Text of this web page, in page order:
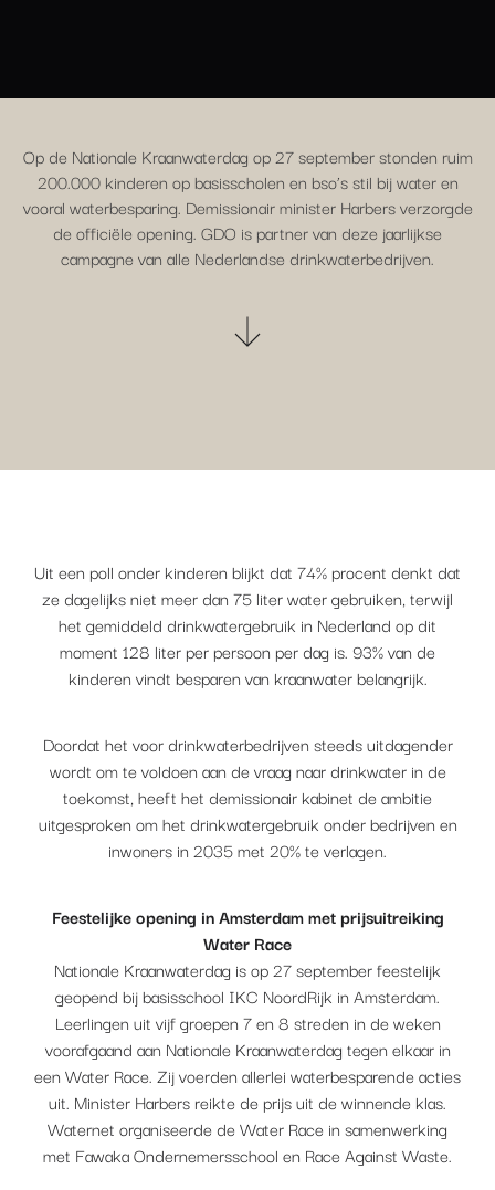
Op de Nationale Kraanwaterdag op 27 september stonden ruim
200.000 kinderen op basisscholen en bso’s stil bij water en
vooral waterbesparing. Demissionair minister Harbers verzorgde
de officiële opening. GDO is partner van deze jaarlijkse
campagne van alle Nederlandse drinkwaterbedrijven.
Uit een poll onder kinderen blijkt dat 74% procent denkt dat
ze dagelijks niet meer dan 75 liter water gebruiken, terwijl
het gemiddeld drinkwatergebruik in Nederland op dit
moment 128 liter per persoon per dag is. 93% van de
kinderen vindt besparen van kraanwater belangrijk.
Doordat het voor drinkwaterbedrijven steeds uitdagender
wordt om te voldoen aan de vraag naar drinkwater in de
toekomst, heeft het demissionair kabinet de ambitie
uitgesproken om het drinkwatergebruik onder bedrijven en
inwoners in 2035 met 20% te verlagen.
Feestelijke opening in Amsterdam met prijsuitreiking
Water Race
Nationale Kraanwaterdag is op 27 september feestelijk
geopend bij basisschool IKC NoordRijk in Amsterdam.
Leerlingen uit vijf groepen 7 en 8 streden in de weken
voorafgaand aan Nationale Kraanwaterdag tegen elkaar in
een Water Race. Zij voerden allerlei waterbesparende acties
uit. Minister Harbers reikte de prijs uit de winnende klas.
Waternet organiseerde de Water Race in samenwerking
met Fawaka Ondernemersschool en Race Against Waste.